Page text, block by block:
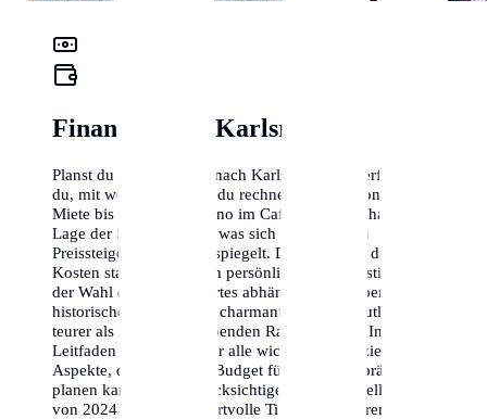
Finanz-Check Karlsruhe
Planst du einen Umzug nach Karlsruhe? Hier erfährst
du, mit welchen Kosten du rechnen musst – von der
Miete bis zum Cappuccino im Café. Die wirtschaftliche
Lage der Stadt ist stabil, was sich in moderaten
Preissteigerungen widerspiegelt. Denke daran, dass die
Kosten stark von deinem persönlichen Lebensstil und
der Wahl deines Wohnortes abhängen. Ein Leben im
historischen Zentrum ist charmant, aber oft deutlich
teurer als in den aufstrebenden Randbezirken. In diesem
Leitfaden analysieren wir alle wichtigen finanziellen
Aspekte, damit du dein Budget für Karlsruhe präzise
planen kannst. Wir berücksichtigen dabei aktuelle Daten
von 2024 und geben wertvolle Tipps zum Sparen.